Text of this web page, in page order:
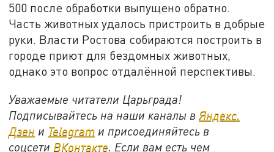
500 после обработки выпущено обратно.
Часть животных удалось пристроить в добрые
руки. Власти Ростова собираются построить в
городе приют для бездомных животных,
однако это вопрос отдалённой перспективы.
Уважаемые читатели Царьграда!
Подписывайтесь на наши каналы вЯндекс.
Дзен и Telegram и присоединяйтесь в
соцсети ВКонтакте. Если вам есть чем